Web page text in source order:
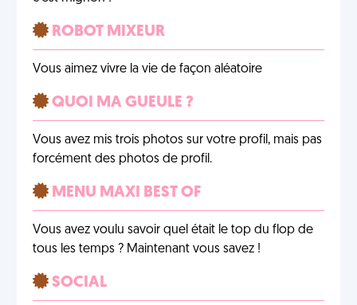
ROBOT MIXEUR
Vous aimez vivre la vie de façon aléatoire
QUOI MA GUEULE ?
Vous avez mis trois photos sur votre profil, mais pas
forcément des photos de profil.
MENU MAXI BEST OF
Vous avez voulu savoir quel était le top du flop de
tous les temps ? Maintenant vous savez !
SOCIAL